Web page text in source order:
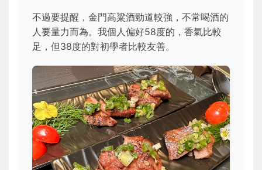
不過要提醒，金門高粱酒勁道較強，不常喝酒的
人要量力而為。我個人偏好58度的，香氣比較
足，但38度的對初學者比較友善。